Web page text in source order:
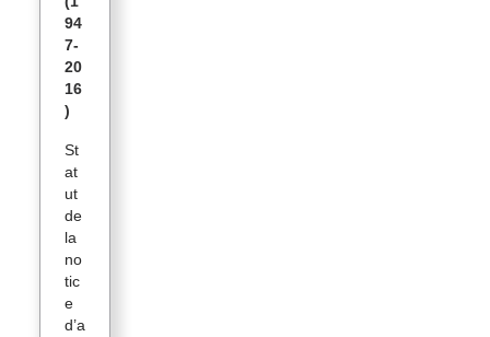
94
7-
20
16
)
St
at
ut
de
la
no
tic
e
d’a